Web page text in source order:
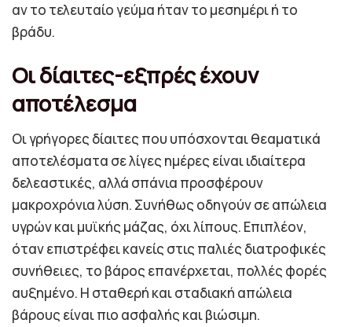
αν το τελευταίο γεύμα ήταν το μεσημέρι ή το
βράδυ.
Οι δίαιτες-εξπρές έχουν
αποτέλεσμα
Οι γρήγορες δίαιτες που υπόσχονται θεαματικά
αποτελέσματα σε λίγες ημέρες είναι ιδιαίτερα
δελεαστικές, αλλά σπάνια προσφέρουν
μακροχρόνια λύση. Συνήθως οδηγούν σε απώλεια
υγρών και μυϊκής μάζας, όχι λίπους. Επιπλέον,
όταν επιστρέφει κανείς στις παλιές διατροφικές
συνήθειες, το βάρος επανέρχεται, πολλές φορές
αυξημένο. Η σταθερή και σταδιακή απώλεια
βάρους είναι πιο ασφαλής και βιώσιμη.